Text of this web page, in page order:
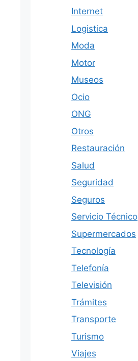
Internet
Logistica
Moda
Motor
Museos
Ocio
ONG
Otros
Restauración
Salud
Seguridad
Seguros
Servicio Técnico
Supermercados
Tecnología
Telefonía
Televisión
Trámites
Transporte
Turismo
Viajes